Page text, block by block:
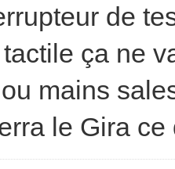
de
ça ne
mains
le Gira